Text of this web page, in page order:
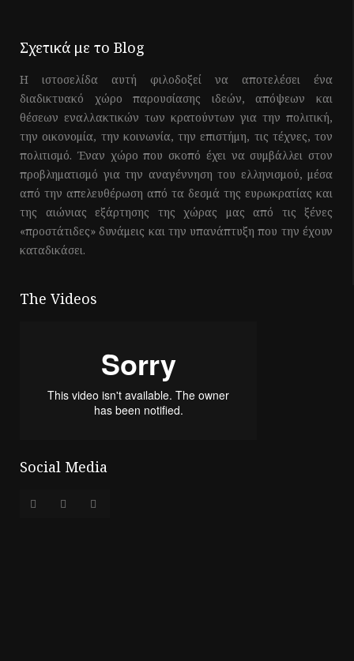
Σχετικά με το Blog
Η ιστοσελίδα αυτή φιλοδοξεί να αποτελέσει ένα
διαδικτυακό χώρο παρουσίασης ιδεών, απόψεων και
θέσεων εναλλακτικών των κρατούντων για την πολιτική,
την οικονομία, την κοινωνία, την επιστήμη, τις τέχνες, τον
πολιτισμό. Έναν χώρο που σκοπό έχει να συμβάλλει στον
προβληματισμό για την αναγέννηση του ελληνισμού, μέσα
από την απελευθέρωση από τα δεσμά της ευρωκρατίας και
της αιώνιας εξάρτησης της χώρας μας από τις ξένες
«προστάτιδες» δυνάμεις και την υπανάπτυξη που την έχουν
καταδικάσει.
The Videos
Social Media